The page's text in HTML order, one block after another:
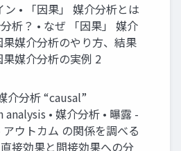
ン • 「因果」 媒介分析とは
析？ • なぜ 「因果」 媒介
果媒介分析のやり方、結果
果媒介分析の実例 2
介分析 “causal”
• 媒介分析 • 曝露 -
ウトカム の関係を調べる
接効果と間接効果への分